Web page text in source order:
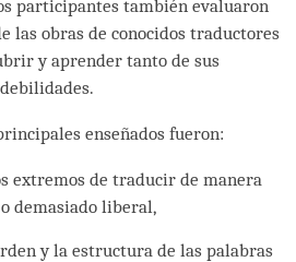
participantes también evaluaron
las obras de conocidos traductores
y aprender tanto de sus
enseñados fueron:
extremos de traducir de manera
demasiado liberal,
y la estructura de las palabras